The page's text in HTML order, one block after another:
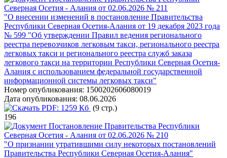
Северная Осетия - Алания от 02.06.2026 № 211
"О внесении изменений в постановление Правительства
Республики Северная Осетия-Алания от 19 декабря 2023 года
№ 599 "Об утверждении Правил ведения регионального
реестра перевозчиков легковым такси, регионального реестра
легковых такси и регионального реестра служб заказа
легкового такси на территории Республики Северная Осетия-
Алания с использованием федеральной государственной
информационной системы легковых такси"
Номер опубликования: 1500202606080019
Дата опубликования: 08.06.2026
PDF: 1259 Кб (9 стр.)
196
Постановление Правительства Республики
Северная Осетия - Алания от 02.06.2026 № 210
"О признании утратившими силу некоторых постановлений
Правительства Республики Северная Осетия-Алания"